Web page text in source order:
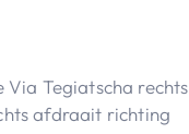
Tegiatscha rechts
afdraait richting